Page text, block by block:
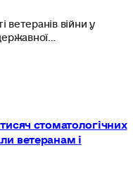
ветеранів війни у
стоматологічних
ветеранам і